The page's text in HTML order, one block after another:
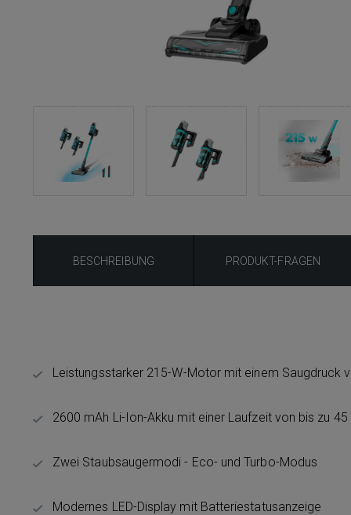
BESCHREIBUNG PRODUKT-FRAGEN
Leistungsstarker 215-W-Motor mit einem Saugdruck
2600 mAh Li-Ion-Akku mit einer Laufzeit von bis zu 45
Zwei Staubsaugermodi - Eco- und Turbo-Modus
Modernes LED-Display mit Batteriestatusanzeige